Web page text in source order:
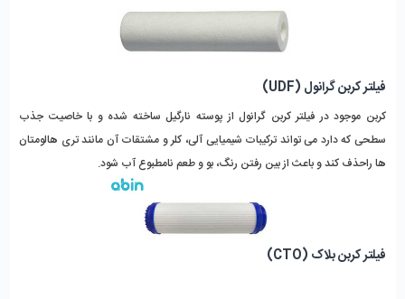
فیلتر کربن گرانول (UDF)
کربن موجود در فیلتر کربن گرانول از پوسته نارگیل ساخته شده و با خاصیت جذب
سطحی که دارد می تواند ترکیبات شیمیایی آلی، کلر و مشتقات آن مانند تری هالومتان
ها راحذف کند و باعث از بین رفتن رنگ، بو و طعم نامطبوع آب شود.
فیلتر کربن بلاک (CTO)